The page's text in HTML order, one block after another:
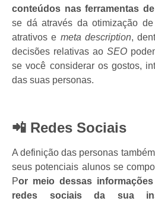
conteúdos nas ferramentas
se dá através da otimização
atrativos e meta description,
decisões relativas ao SEO
se você considerar os gostos,
das suas personas.
📲 Redes Sociais
A definição das personas
seus potenciais alunos se
Por meio dessas
redes sociais da sua